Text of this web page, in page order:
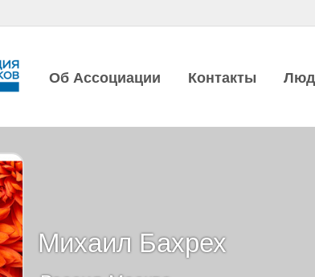
Об Ассоциации Контакты
Михаил Бахрех